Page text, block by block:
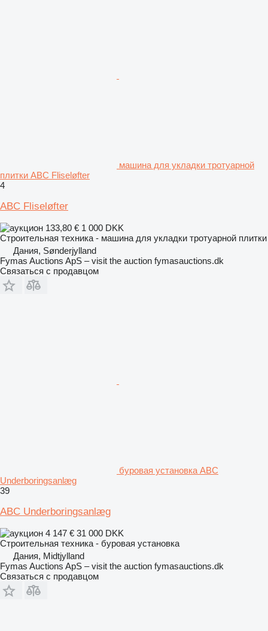
машина для укладки тротуарной
плитки ABC Fliseløfter
4
ABC Fliseløfter
133,80 € 1 000 DKK
Строительная техника - машина для укладки тротуарной плитки
Дания, Sønderjylland
Fymas Auctions ApS – visit the auction fymasauctions.dk
Связаться с продавцом
буровая установка ABC
Underboringsanlæg
39
ABC Underboringsanlæg
4 147 € 31 000 DKK
Строительная техника - буровая установка
Дания, Midtjylland
Fymas Auctions ApS – visit the auction fymasauctions.dk
Связаться с продавцом